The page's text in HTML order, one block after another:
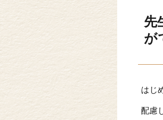
先
が
はじ
配慮